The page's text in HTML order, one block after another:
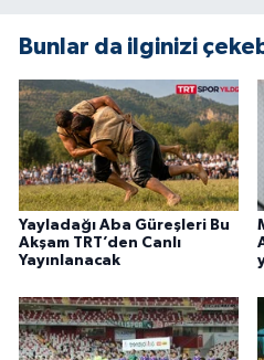
Bunlar da ilginizi
Yayladağı Aba Güreşleri Bu
Akşam TRT’den Canlı
Yayınlanacak